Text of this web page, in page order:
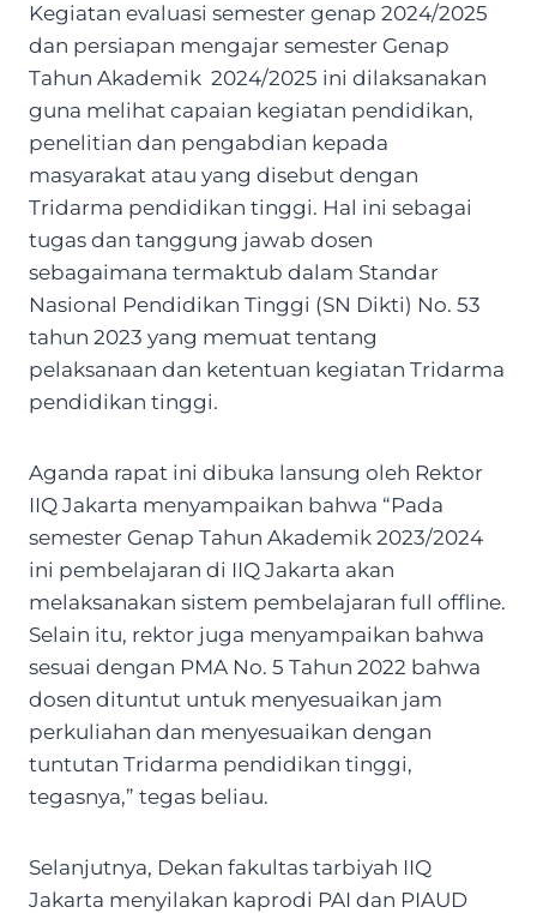
Kegiatan evaluasi semester genap 2024/2025
dan persiapan mengajar semester Genap
Tahun Akademik 2024/2025 ini dilaksanakan
guna melihat capaian kegiatan pendidikan,
penelitian dan pengabdian kepada
masyarakat atau yang disebut dengan
Tridarma pendidikan tinggi. Hal ini sebagai
tugas dan tanggung jawab dosen
sebagaimana termaktub dalam Standar
Nasional Pendidikan Tinggi (SN Dikti) No. 53
tahun 2023 yang memuat tentang
pelaksanaan dan ketentuan kegiatan Tridarma
pendidikan tinggi.
Aganda rapat ini dibuka lansung oleh Rektor
IIQ Jakarta menyampaikan bahwa “Pada
semester Genap Tahun Akademik 2023/2024
ini pembelajaran di IIQ Jakarta akan
melaksanakan sistem pembelajaran full offline.
Selain itu, rektor juga menyampaikan bahwa
sesuai dengan PMA No. 5 Tahun 2022 bahwa
dosen dituntut untuk menyesuaikan jam
perkuliahan dan menyesuaikan dengan
tuntutan Tridarma pendidikan tinggi,
tegasnya,” tegas beliau.
Selanjutnya, Dekan fakultas tarbiyah IIQ
Jakarta menyilakan kaprodi PAI dan PIAUD